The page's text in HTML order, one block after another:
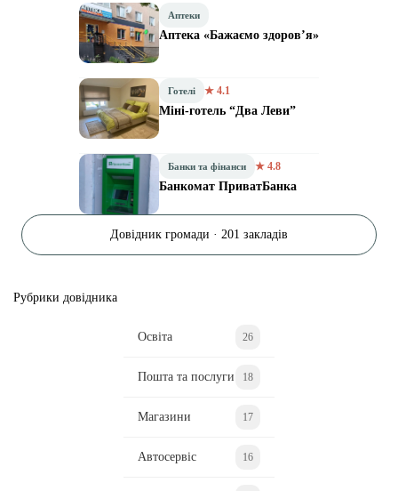
Аптеки
Аптека «Бажаємо здоров’я»
Готелі ★ 4.1
Міні-готель “Два Леви”
Банки та фінанси ★ 4.8
Банкомат ПриватБанка
Довідник громади · 201 закладів
Рубрики довідника
Освіта 26
Пошта та послуги 18
Магазини 17
Автосервіс 16